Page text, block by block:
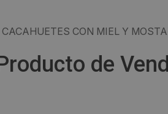
CACAHUETES CON MIEL Y
de